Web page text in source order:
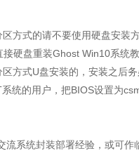
方式的请不要使用硬盘安装
硬盘重装Ghost Win10系统教
方式U盘安装的，安装之后
统的用户，把BIOS设置为
流系统封装部署经验，或可